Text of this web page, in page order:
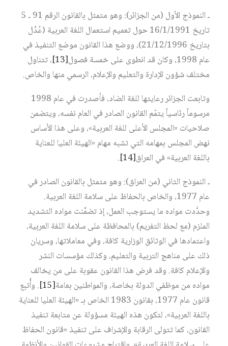
ـ النموذج الأول (من الجزائر): وهو متمثل بالقانون الرقم 91 ـ 5
تاريخ 16/1/1991 حول تعميم استعمال اللغة العربية (عُدِّل
بتاريخ 21/12/1996)، ووضع هذا القانون موضع التنفيذ في
عام 1998، وكان قد انطوى على خمسة فصول
[13]
، تتناول
مختلف شؤون الإدارة والتعليم والإعلام، الرسمي منها والخاص.
وتابعت الجزائر رعايتها للغة الضاد، فأصدرت في عام 1998
مرسوماً رئاسياً يتمّم القانون الصادر في العام نفسه، ويتضمن
صلاحيات «المجلس الأعلى للغة العربية»، وعلى هذا الأساس
نهض المجلس بمهامه التي تشبه مهام «الهيئة العليا للعناية
باللغة العربية» في العراق[14]
.
ـ النموذج الثاني (من العراق): وهو متمثل بالقانون الصادر في
عام 1977، والخاص بالحفاظ على سلامة اللغة العربية.
وحدَّدت مواده ما يستوجب العمل، إذ تضمَّنت مواده التشديد
الملزم (مع لحظ التغريم) بالمحافظة على سلامة اللغة العربية،
واعتمادها في الوثائق الوزارية كافة، وفي معاملاتها، وسريان
ذلك على مناهج التربية والتعليم، وكذلك مؤسسات النشر
والإعلام كافة. وقد فرض هذا القانون عقوبة على من يخالف
مواده من موظفي الدولة بخاصة، والمواطنين بعامة[15]
. وأُتبع
قانون عام 1977، بقانون 1983 الخاص بـ «الهيئة العليا للعناية
باللغة العربية»، لتكون هذه الهيئة مسؤولة عن متابعة تنفيذ
القانون، كما تتولى الرقابة والإشراف على تنفيذ «قانون الحفاظ